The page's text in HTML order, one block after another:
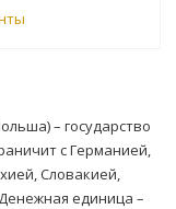
– государство
с Германией,
Словакией,
единица –